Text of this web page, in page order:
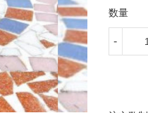
数量
-